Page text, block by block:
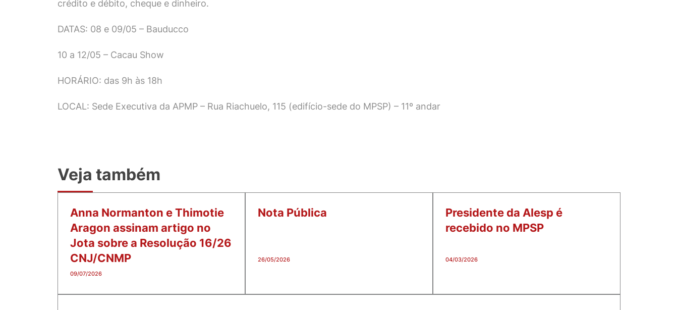
crédito e débito, cheque e dinheiro.
DATAS: 08 e 09/05 – Bauducco
10 a 12/05 – Cacau Show
HORÁRIO: das 9h às 18h
LOCAL: Sede Executiva da APMP – Rua Riachuelo, 115 (edifício-sede do MPSP) – 11º andar
Veja também
Anna Normanton e Thimotie
Aragon assinam artigo no
Jota sobre a Resolução 16/26
CNJ/CNMP
09/07/2026
Nota Pública
26/05/2026
Presidente da Alesp é
recebido no MPSP
04/03/2026